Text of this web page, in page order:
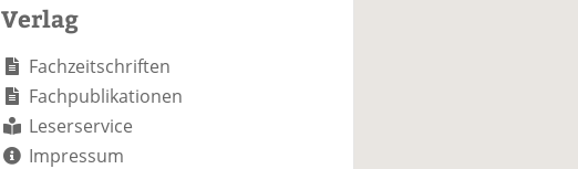
Verlag
Fachzeitschriften
Fachpublikationen
Leserservice
Impressum